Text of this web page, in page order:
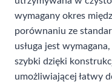
wymagany okres
porównaniu ze
usługa jest
szybki dzięki
umożliwiającej łatwy